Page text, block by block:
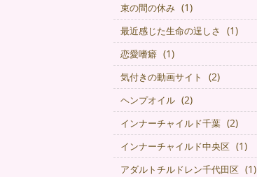
束の間の休み (1)
最近感じた生命の逞しさ (1)
恋愛嗜癖 (1)
気付きの動画サイト (2)
ヘンプオイル (2)
インナーチャイルド千葉 (2)
インナーチャイルド中央区 (1)
アダルトチルドレン千代田区 (1)